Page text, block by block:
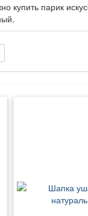
купить парик